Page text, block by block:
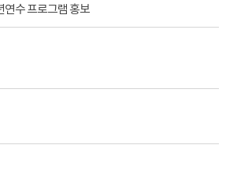
연수 프로그램 홍보